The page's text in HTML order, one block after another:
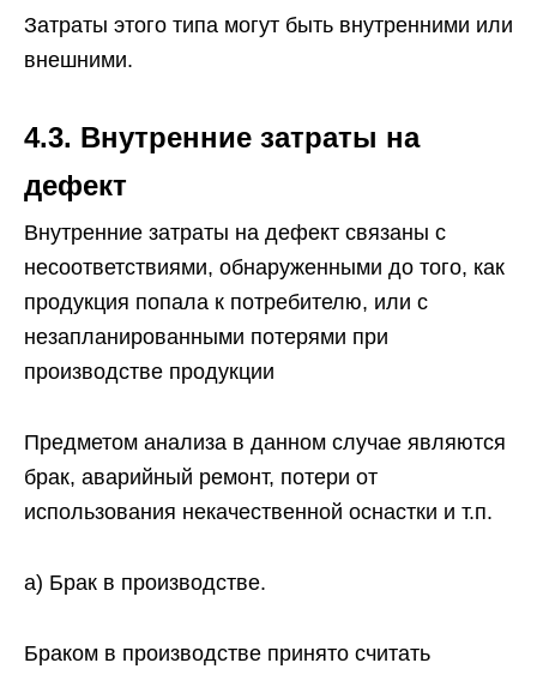
Затраты этого типа могут быть внутренними или
внешними.
4.3. Внутренние затраты на
дефект
Внутренние затраты на дефект связаны с
несоответствиями, обнаруженными до того, как
продукция попала к потребителю, или с
незапланированными потерями при
производстве продукции
Предметом анализа в данном случае являются
брак, аварийный ремонт, потери от
использования некачественной оснастки и т.п.
а) Брак в производстве.
Браком в производстве принято считать